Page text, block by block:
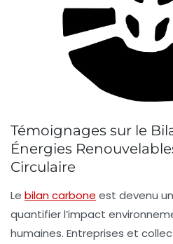
Témoignages sur le
Énergies
Circulaire
Le bilan carbone est devenu
quantifier l’impact
humaines. Entreprises et